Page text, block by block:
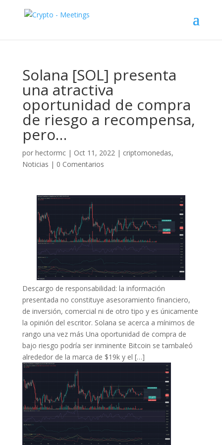
Solana [SOL] presenta
una atractiva
oportunidad de compra
de riesgo a recompensa,
pero…
por hectormc| Oct 11, 2022| criptomonedas,
Noticias | 0 Comentarios
Descargo de responsabilidad: la información
presentada no constituye asesoramiento financiero,
de inversión, comercial ni de otro tipo y es únicamente
la opinión del escritor. Solana se acerca a mínimos de
rango una vez más Una oportunidad de compra de
bajo riesgo podría ser inminente Bitcoin se tambaleó
alrededor de la marca de $19k y el […]